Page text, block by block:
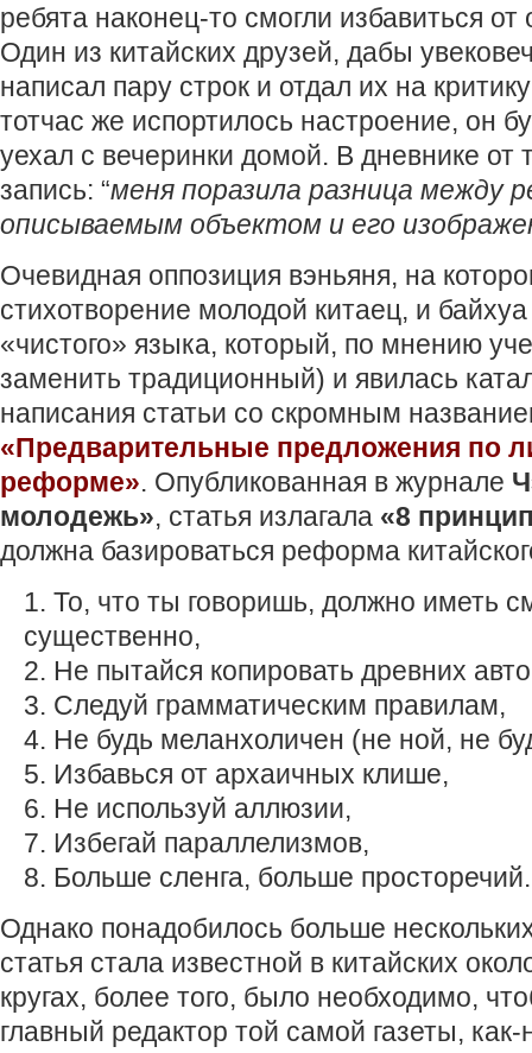
ребята наконец-то смогли избавиться от
Один из китайских друзей, дабы
написал пару строк и отдал их на
тотчас же испортилось настроение, он
уехал с вечеринки домой. В дневнике от
запись: “меня поразила разница между
описываемым объектом и его
Очевидная оппозиция вэньяня, на
стихотворение молодой китаец, и
«чистого» языка, который, по мнению
заменить традиционный) и явилась
написания статьи со скромным
«Предварительные предложения по
реформе». Опубликованная в журнале
молодежь», статья излагала «8
должна базироваться реформа
То, что ты говоришь, должно иметь
существенно,
Не пытайся копировать древних
Следуй грамматическим правилам,
Не будь меланхоличен (не ной, не
Избавься от архаичных клише,
Не используй аллюзии,
Избегай параллелизмов,
Больше сленга, больше просторечий.
Однако понадобилось больше
статья стала известной в китайских
кругах, более того, было необходимо,
главный редактор той самой газеты, как-